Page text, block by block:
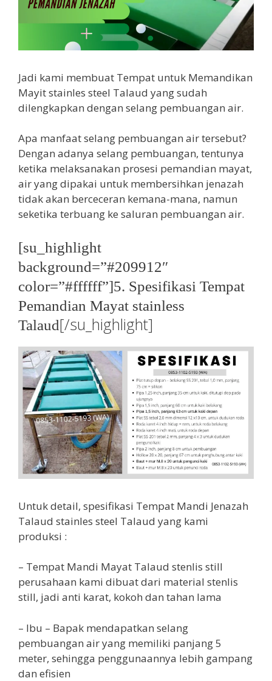
Jadi kami membuat Tempat untuk Memandikan
Mayit stainles steel Talaud yang sudah
dilengkapkan dengan selang pembuangan air.
Apa manfaat selang pembuangan air tersebut?
Dengan adanya selang pembuangan, tentunya
ketika melaksanakan prosesi pemandian mayat,
air yang dipakai untuk membersihkan jenazah
tidak akan berceceran kemana-mana, namun
seketika terbuang ke saluran pembuangan air.
[su_highlight
background=”#209912″
color=”#ffffff”]5. Spesifikasi Tempat
Pemandian Mayat stainless
Talaud[/su_highlight]
Untuk detail, spesifikasi Tempat Mandi Jenazah
Talaud stainles steel Talaud yang kami
produksi :
– Tempat Mandi Mayat Talaud stenlis still
perusahaan kami dibuat dari material stenlis
still, jadi anti karat, kokoh dan tahan lama
– Ibu – Bapak mendapatkan selang
pembuangan air yang memiliki panjang 5
meter, sehingga penggunaannya lebih gampang
dan efisien